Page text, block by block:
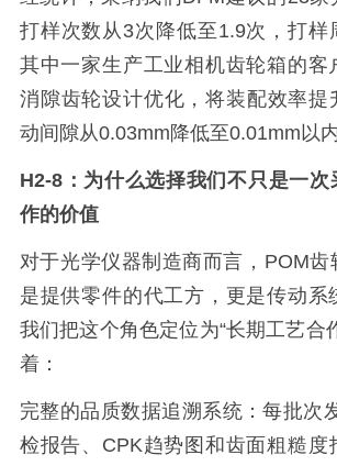
打样次数从3次降低至1.9次，打样
其中一家生产工业相机齿轮箱的客
消隙齿轮设计优化，将装配效率提
动间隙从0.03mm降低至0.01mm以内
H2-8：为什么选择我们不只是一
作的价值
对于光学仪器制造商而言，POM齿
是提供零件的代工方，更是传动系
我们把这个角色定位为“长期工艺合
着：
完整的品质数据追溯系统：每批次
检报告、CPK趋势图和齿面粗糙度